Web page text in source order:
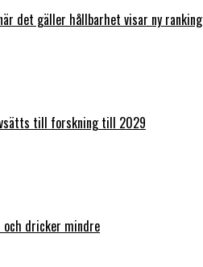
det gäller hållbarhet visar ny ranking
till forskning till 2029
och dricker mindre